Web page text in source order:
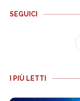
SEGUICI
I PIÙ LETTI